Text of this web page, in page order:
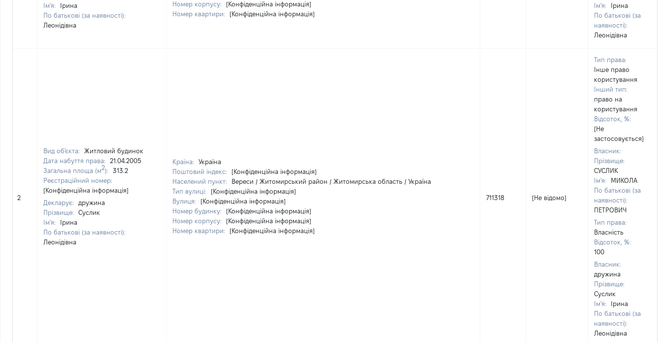
Ім'я:
Ірина
По батькові (за наявності):
Леонідівна
Номер корпусу:
[Конфіденційна інформація]
Номер квартири:
[Конфіденційна інформація]
Ім'я:
Ірина
По батькові (за
наявності):
Леонідівна
2
Вид об'єкта:
Житловий будинок
Дата набуття права:
21.04.2005
Загальна площа (м2):
313.2
Реєстраційний номер:
[Конфіденційна інформація]
Декларує:
дружина
Прізвище:
Суслик
Ім'я:
Ірина
По батькові (за наявності):
Леонідівна
Країна:
Україна
Поштовий індекс:
[Конфіденційна інформація]
Населений пункт:
Вереси / Житомирський район / Житомирська область / Україна
Тип вулиці:
[Конфіденційна інформація]
Вулиця:
[Конфіденційна інформація]
Номер будинку:
[Конфіденційна інформація]
Номер корпусу:
[Конфіденційна інформація]
Номер квартири:
[Конфіденційна інформація]
711318 [Не відомо]
Тип права:
Інше право
користування
Інший тип:
право на
користування
Відсоток, %:
[Не
застосовується]
Власник:
Прізвище:
СУСЛИК
Ім'я:
МИКОЛА
По батькові (за
наявності):
ПЕТРОВИЧ
Тип права:
Власність
Відсоток, %:
100
Власник:
дружина
Прізвище:
Суслик
Ім'я:
Ірина
По батькові (за
наявності):
Леонідівна